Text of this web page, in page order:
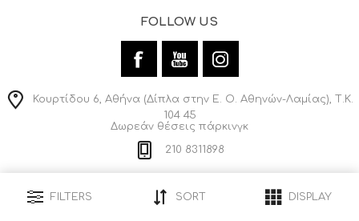
FOLLOW US
Κουρτίδου 6, Αθήνα (Δίπλα στην Ε. Ο. Αθηνών-Λαμίας), Τ.Κ.
104 45
Δωρεάν θέσεις πάρκινγκ
210 8311898
FILTERS
SORT DISPLAY